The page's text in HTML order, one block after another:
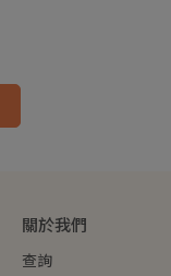
關於我們
查詢